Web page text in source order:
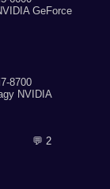
GeForce
8700
NVIDIA
💬 2